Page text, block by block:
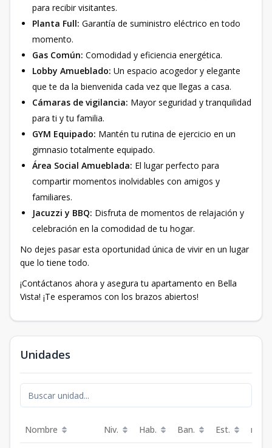
para recibir visitantes.
Planta Full: Garantía de suministro eléctrico en todo
momento.
Gas Común: Comodidad y eficiencia energética.
Lobby Amueblado: Un espacio acogedor y elegante
que te da la bienvenida cada vez que llegas a casa.
Cámaras de vigilancia: Mayor seguridad y tranquilidad
para ti y tu familia.
GYM Equipado: Mantén tu rutina de ejercicio en un
gimnasio totalmente equipado.
Área Social Amueblada: El lugar perfecto para
compartir momentos inolvidables con amigos y
familiares.
Jacuzzi y BBQ: Disfruta de momentos de relajación y
celebración en la comodidad de tu hogar.
No dejes pasar esta oportunidad única de vivir en un lugar
que lo tiene todo.
¡Contáctanos ahora y asegura tu apartamento en Bella
Vista! ¡Te esperamos con los brazos abiertos!
Unidades
Nombre Niv. Hab. Ban. Est. m²